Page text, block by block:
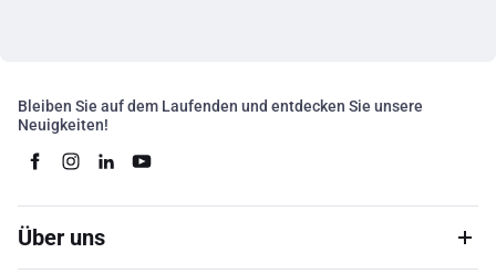
Bleiben Sie auf dem Laufenden und entdecken Sie unsere
Neuigkeiten!
Über uns